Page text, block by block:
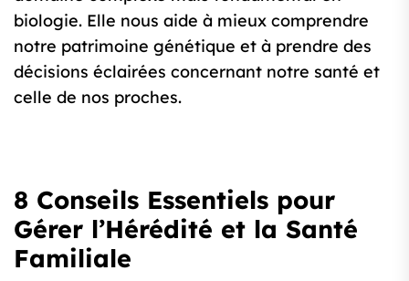
biologie. Elle nous aide à mieux comprendre
notre patrimoine génétique et à prendre des
décisions éclairées concernant notre santé et
celle de nos proches.
8 Conseils Essentiels pour
Gérer l’Hérédité et la Santé
Familiale